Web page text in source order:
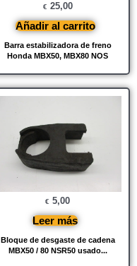
Barra estabilizadora de freno
Honda MBX50, MBX80 NOS
€ 25,00
Añadir al carrito
Bloque de desgaste de cadena
MBX50 / 80 NSR50 usado...
€ 5,00
Leer más